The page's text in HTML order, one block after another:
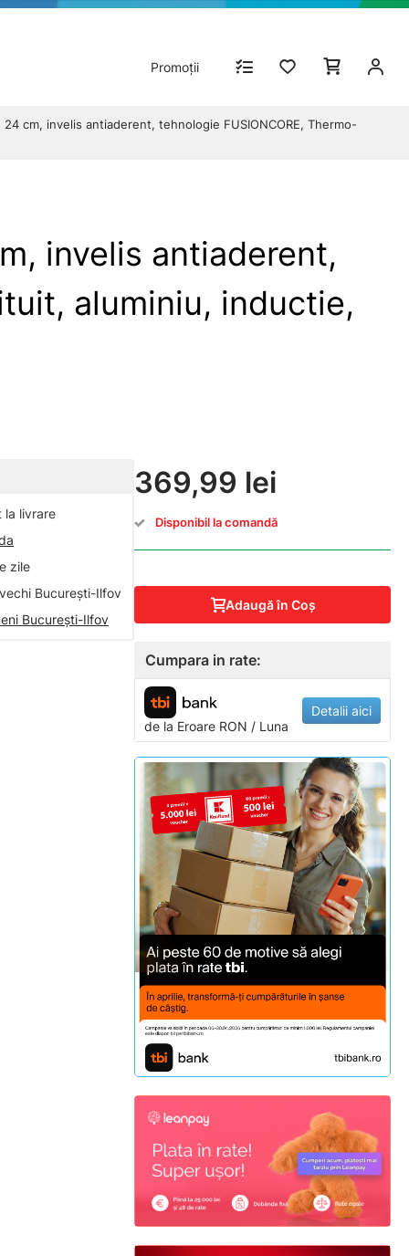
Promoții
cm, invelis antiaderent, tehnologie FUSIONCORE, Thermo-
invelis antiaderent,
aluminiu, inductie,
la livrare
zile
București-Ilfov
București-Ilfov
369,99 lei
Disponibil la comandă
Adaugă în Coş
Cumpara in rate:
de la Eroare RON / Luna
Detalii aici